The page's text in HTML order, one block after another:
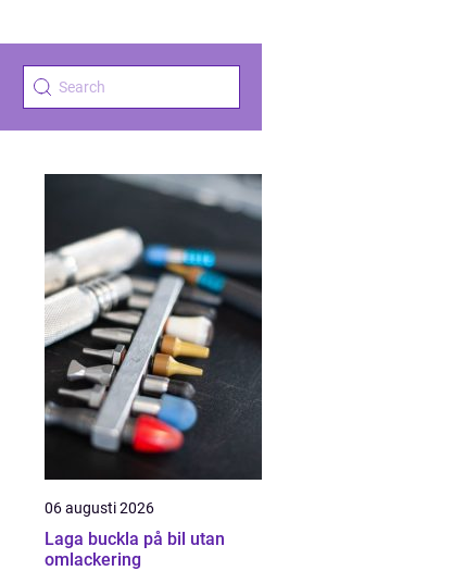
06 augusti 2026
Laga buckla på bil utan
omlackering